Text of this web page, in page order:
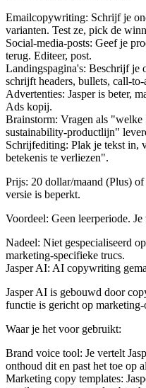
Emailcopywriting: Schrijf je
varianten. Test ze, pick de
Social-media-posts: Geef je
terug. Editeer, post.
Landingspagina's: Beschrijf je
schrijft headers, bullets, call-to-
Advertenties: Jasper is beter,
Ads kopij.
Brainstorm: Vragen als "welke
sustainability-productlijn"
Schrijfediting: Plak je tekst in,
betekenis te verliezen".
Prijs: 20 dollar/maand (Plus)
versie is beperkt.
Voordeel: Geen leerperiode.
Nadeel: Niet gespecialiseerd
marketing-specifieke trucs.
Jasper AI: AI copywriting
Jasper AI is gebouwd door
functie is gericht op marketing-
Waar je het voor gebruikt:
Brand voice tool: Je vertelt
onthoud dit en past het toe op
Marketing copy templates: